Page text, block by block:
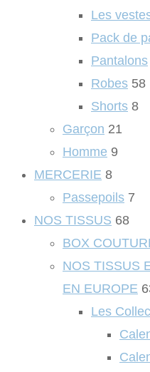
Les
Pack de
Pantalons
Robes 58
Shorts 8
Garçon 21
Homme 9
MERCERIE 8
Passepoils 7
NOS TISSUS 68
BOX
NOS TISSUS
EN EUROPE
Les